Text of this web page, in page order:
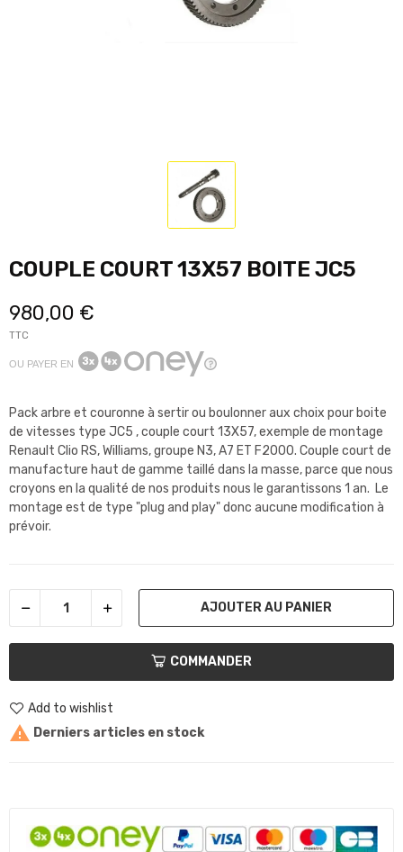
COUPLE COURT 13X57 BOITE JC5
980,00 €
TTC
OU PAYER EN
Pack arbre et couronne à sertir ou boulonner aux choix pour boite
de vitesses type JC5 , couple court 13X57, exemple de montage
Renault Clio RS, Williams, groupe N3, A7 ET F2000. Couple court de
manufacture haut de gamme taillé dans la masse, parce que nous
croyons en la qualité de nos produits nous le garantissons 1 an. Le
montage est de type "plug and play" donc aucune modification à
prévoir.
AJOUTER AU PANIER
COMMANDER
Add to wishlist
 Derniers articles en stock